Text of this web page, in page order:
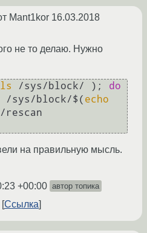
Mant1kor 16.03.2018
не то делаю. Нужно
ls /sys/block/ ); do
/sys/block/$( echo
на правильную мысль.
+00:00 автор топика
Ссылка